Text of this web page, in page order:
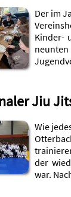
Der im
Kinder-
Jiu
Wie
der
war.